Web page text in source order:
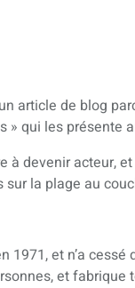
article de blog
» qui les
devenir acteur,
la plage au
1971, et n’a
et